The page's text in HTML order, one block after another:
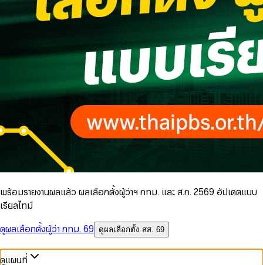
พร้อมรายงานผลแล้ว ผลเลือกตั้งผู้ว่าฯ กทม. และ ส.ก. 2569 อัปเดตแบบ
เรียลไทม์
ดูผลเลือกตั้งผู้ว่า กทม. 69
ดูผลเลือกตั้ง สส. 69
ดูแผนที่